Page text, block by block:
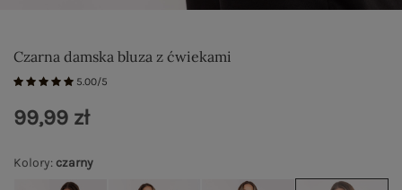
Czarna damska bluza z ćwiekami
5.00/5
Kolory: czarny
99,99 zł